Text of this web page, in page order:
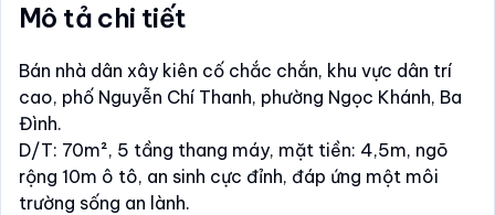
Mô tả chi tiết
Bán nhà dân xây kiên cố chắc chắn, khu vực dân trí
cao, phố Nguyễn Chí Thanh, phường Ngọc Khánh, Ba
Đình.
D/T: 70m², 5 tầng thang máy, mặt tiền: 4,5m, ngõ
rộng 10m ô tô, an sinh cực đỉnh, đáp ứng một môi
trường sống an lành.